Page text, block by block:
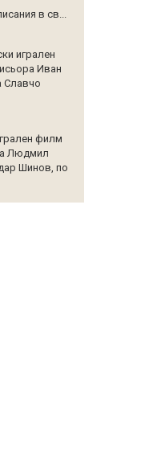
в св...
игрален
Иван
Славчо
филм
Людмил
Шинов, по